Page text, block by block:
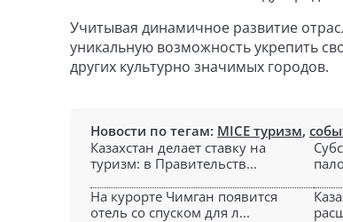
Учитывая динамичное развитие
уникальную возможность укрепить
других культурно значимых городов.
Новости по тегам: MICE туризм,
Казахстан делает ставку на
туризм: в Правительств...
На курорте Чимган появится
отель со спуском для л...